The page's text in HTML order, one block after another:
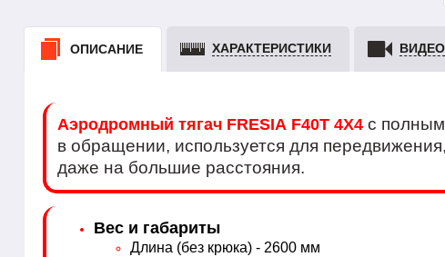
ОПИСАНИЕ ХАРАКТЕРИСТИКИ ВИДЕО
Аэродромный тягач FRESIA F40T 4X4 с полным
в обращении, используется для
даже на большие расстояния.
Вес и габариты
Длина (без крюка) - 2600 мм